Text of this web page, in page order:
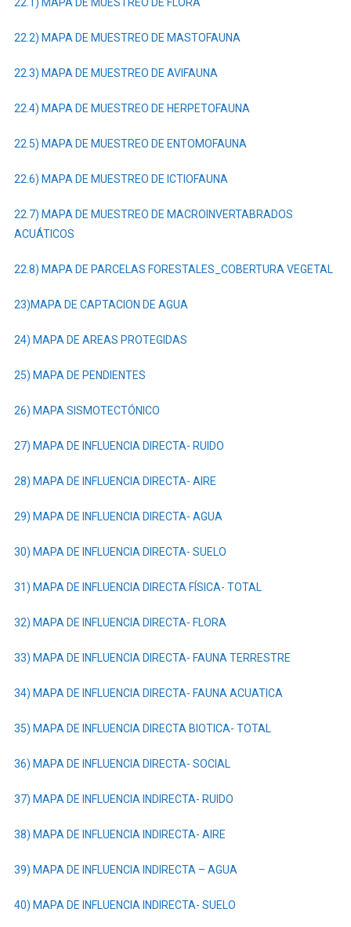
22.2) MAPA DE MUESTREO DE MASTOFAUNA
22.3) MAPA DE MUESTREO DE AVIFAUNA
22.4) MAPA DE MUESTREO DE HERPETOFAUNA
22.5) MAPA DE MUESTREO DE ENTOMOFAUNA
22.6) MAPA DE MUESTREO DE ICTIOFAUNA
22.7) MAPA DE MUESTREO DE MACROINVERTABRADOS
ACUÁTICOS
22.8) MAPA DE PARCELAS FORESTALES_COBERTURA VEGETAL
23)MAPA DE CAPTACION DE AGUA
24) MAPA DE AREAS PROTEGIDAS
25) MAPA DE PENDIENTES
26) MAPA SISMOTECTÓNICO
27) MAPA DE INFLUENCIA DIRECTA- RUIDO
28) MAPA DE INFLUENCIA DIRECTA- AIRE
29) MAPA DE INFLUENCIA DIRECTA- AGUA
30) MAPA DE INFLUENCIA DIRECTA- SUELO
31) MAPA DE INFLUENCIA DIRECTA FÍSICA- TOTAL
32) MAPA DE INFLUENCIA DIRECTA- FLORA
33) MAPA DE INFLUENCIA DIRECTA- FAUNA TERRESTRE
34) MAPA DE INFLUENCIA DIRECTA- FAUNA ACUATICA
35) MAPA DE INFLUENCIA DIRECTA BIOTICA- TOTAL
36) MAPA DE INFLUENCIA DIRECTA- SOCIAL
37) MAPA DE INFLUENCIA INDIRECTA- RUIDO
38) MAPA DE INFLUENCIA INDIRECTA- AIRE
39) MAPA DE INFLUENCIA INDIRECTA – AGUA
40) MAPA DE INFLUENCIA INDIRECTA- SUELO